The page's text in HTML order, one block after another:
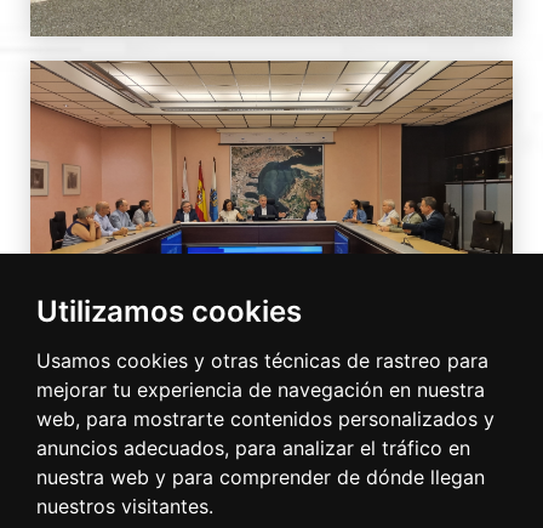
Utilizamos cookies
Usamos cookies y otras técnicas de rastreo para
mejorar tu experiencia de navegación en nuestra
web, para mostrarte contenidos personalizados y
anuncios adecuados, para analizar el tráfico en
nuestra web y para comprender de dónde llegan
nuestros visitantes.